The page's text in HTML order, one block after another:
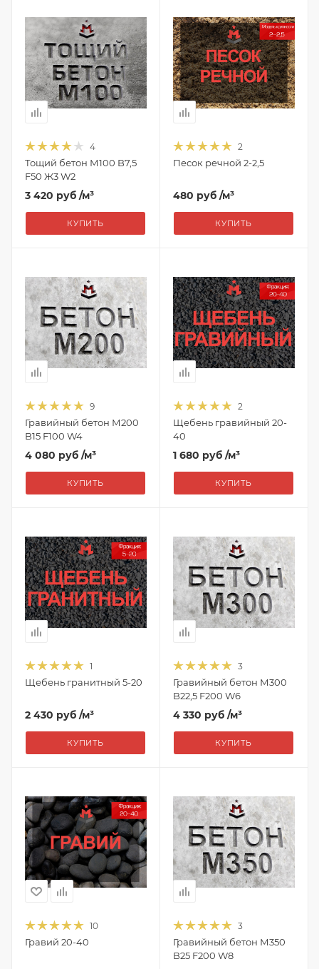
4
Тощий бетон М100 B7,5
F50 Ж3 W2
3 420 руб /м³
КУПИТЬ
2
Песок речной 2-2,5
480 руб /м³
КУПИТЬ
9
Гравийный бетон М200
B15 F100 W4
4 080 руб /м³
КУПИТЬ
2
Щебень гравийный 20-
40
1 680 руб /м³
КУПИТЬ
1
Щебень гранитный 5-20
2 430 руб /м³
КУПИТЬ
3
Гравийный бетон М300
B22,5 F200 W6
4 330 руб /м³
КУПИТЬ
10
Гравий 20-40
3
Гравийный бетон М350
B25 F200 W8